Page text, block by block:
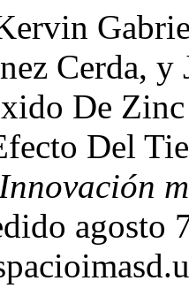
Cerda, y
De
Del
agosto